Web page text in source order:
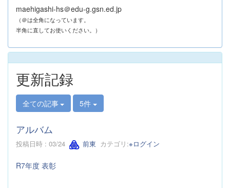
maehigashi-hs＠edu-g.gsn.ed.jp
（＠は全角になっています。
半角に直してお使いください。）
更新記録
全ての記事 5件
アルバム
投稿日時 : 03/24 前東 カテゴリ:※ログイン
R7年度 表彰